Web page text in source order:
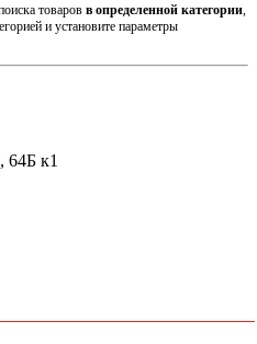
товаров в определенной категории,
и установите параметры
64Б к1